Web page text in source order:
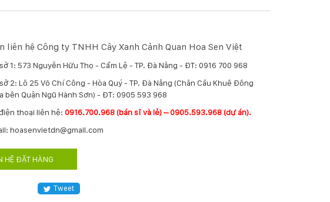
liên hệ Công ty TNHH Cây Xanh Cảnh Quan Hoa Sen Việt
1: 573 Nguyễn Hữu Thọ - Cẩm Lệ - TP. Đà Nẵng - ĐT: 0916 700 968
2: Lô 25 Võ Chí Công - Hòa Quý - TP. Đà Nẵng (Chân Cầu Khuê Đông
bên Quận Ngũ Hành Sơn) - ĐT: 0905 593 968
thoại liên hệ: 0916.700.968 (bán sỉ và lẻ) – 0905.593.968 (dự án).
hoasenvietdn@gmail.com
HỆ ĐẶT HÀNG
Tweet